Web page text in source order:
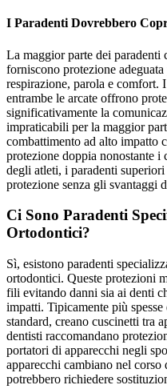
I Paradenti Dovrebbero
La maggior parte dei
forniscono protezione
respirazione, parola e comfort.
entrambe le arcate offrono
significativamente la
impraticabili per la maggior
combattimento ad alto impatto
protezione doppia nonostante i
degli atleti, i paradenti
protezione senza gli svantaggi
Ci Sono Paradenti
Ortodontici?
Sì, esistono paradenti
ortodontici. Queste protezioni
fili evitando danni sia ai denti
impatti. Tipicamente più
standard, creano cuscinetti tra
dentisti raccomandano
portatori di apparecchi negli
apparecchi cambiano nel corso
potrebbero richiedere